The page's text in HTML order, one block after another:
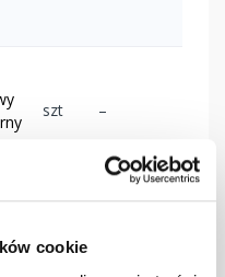
cookie
szt –